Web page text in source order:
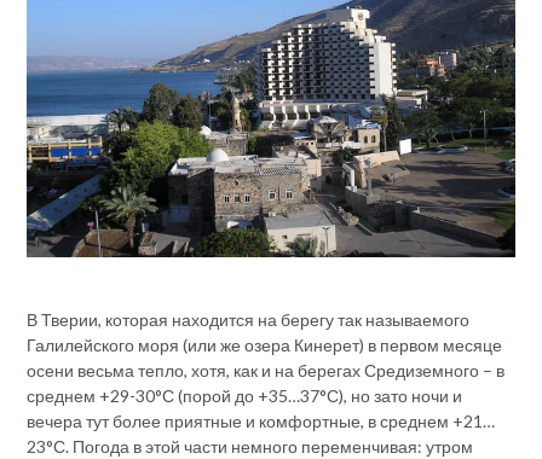
В Тверии, которая находится на берегу так называемого
Галилейского моря (или же озера Кинерет) в первом месяце
осени весьма тепло, хотя, как и на берегах Средиземного – в
среднем +29-30°С (порой до +35…37°С), но зато ночи и
вечера тут более приятные и комфортные, в среднем +21…
23°С. Погода в этой части немного переменчивая: утром